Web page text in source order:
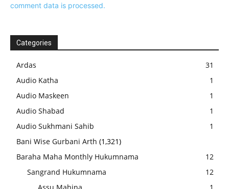
comment data is processed.
Categories
Ardas
31
Audio Katha
1
Audio Maskeen
1
Audio Shabad
1
Audio Sukhmani Sahib
1
Bani Wise Gurbani Arth (1,321)
Baraha Maha Monthly Hukumnama
12
Sangrand Hukumnama
12